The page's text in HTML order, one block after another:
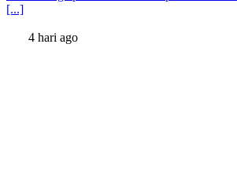
[...]
4 hari ago